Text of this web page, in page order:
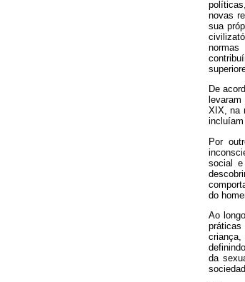
novas
sua
De
XIX, na
Por
social
do
Ao
práticas
criança,
da